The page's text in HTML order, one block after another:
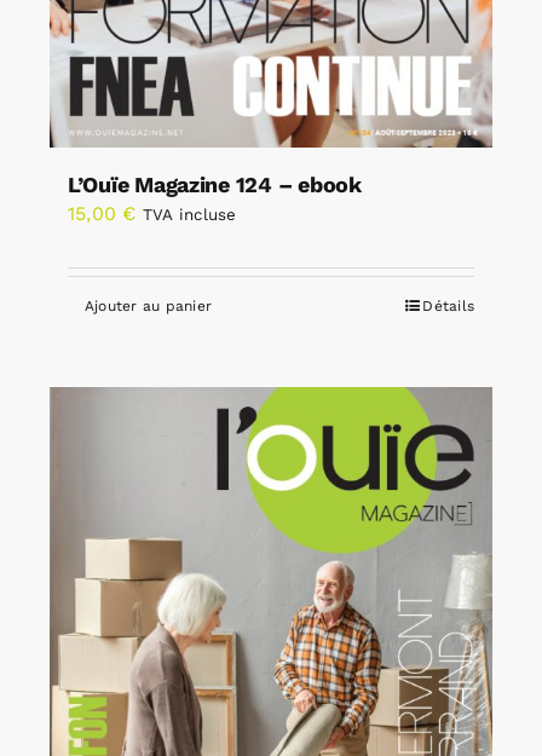
L’Ouïe Magazine 124 – ebook
15,00 € TVA incluse
Ajouter au panier Détails